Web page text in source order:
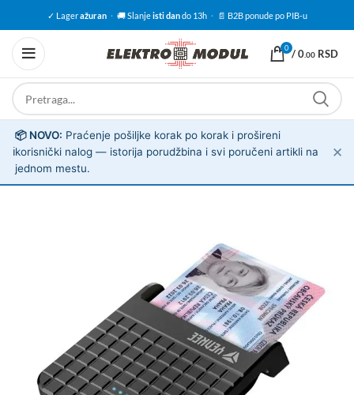
✓ Lageražuran · 🚚 Slanjeisti dando 13h · 📄 B2B ponude po PIB-u
0 /0.00 RSD
ℹ️
📦 NOVO: Praćenje pošiljke korak po korak i prošireni
korisnički nalog — istorija porudžbina i svi poručeni artikli na
jednom mestu.
✕